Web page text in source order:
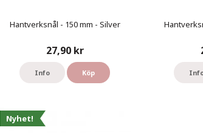
Hantverksnål - 150 mm - Silver
27,90 kr
Info Köp
Nyhet!